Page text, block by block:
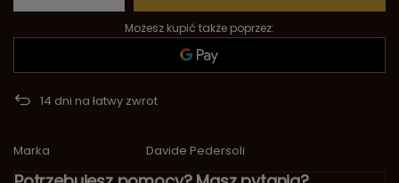
Możesz kupić także poprzez:
14 dni na łatwy zwrot
Marka Davide Pedersoli